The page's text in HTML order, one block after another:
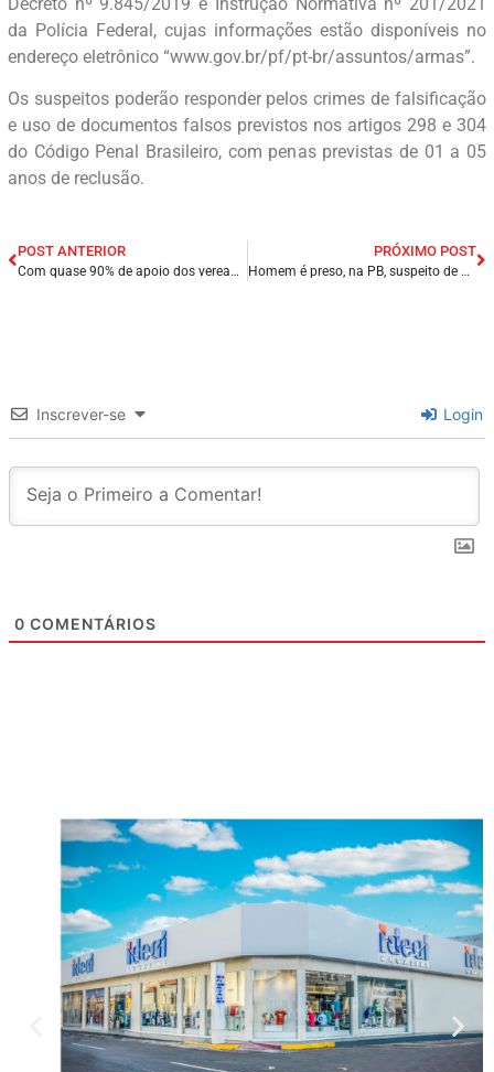
da Polícia Federal, cujas informações estão disponíveis no
endereço eletrônico “www.gov.br/pf/pt-br/assuntos/armas”.
Os suspeitos poderão responder pelos crimes de falsificação
e uso de documentos falsos previstos nos artigos 298 e 304
do Código Penal Brasileiro, com penas previstas de 01 a 05
anos de reclusão.
POST ANTERIOR
Com quase 90% de apoio dos vereadores, prefeito Raimundo da Audiolar não responde a 5% dos requerimentos enviados pela Câmara.
PRÓXIMO POST
Homem é preso, na PB, suspeito de participar de tiroteio em shopping do Recife.
Inscrever-se Login
0 COMENTÁRIOS